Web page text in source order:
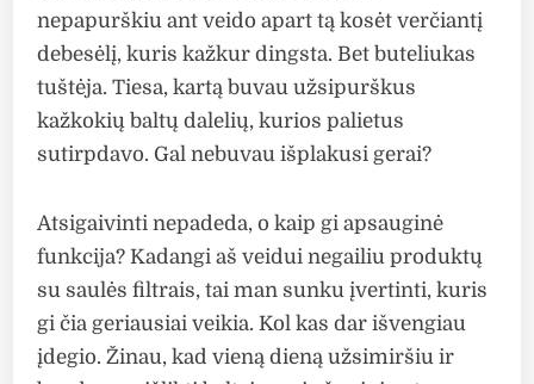
nepapurškiu ant veido apart tą kosėt verčiantį
debesėlį, kuris kažkur dingsta. Bet buteliukas
tuštėja. Tiesa, kartą buvau užsipurškus
kažkokių baltų dalelių, kurios palietus
sutirpdavo. Gal nebuvau išplakusi gerai?
Atsigaivinti nepadeda, o kaip gi apsauginė
funkcija? Kadangi aš veidui negailiu produktų
su saulės filtrais, tai man sunku įvertinti, kuris
gi čia geriausiai veikia. Kol kas dar išvengiau
įdegio. Žinau, kad vieną dieną užsimiršiu ir